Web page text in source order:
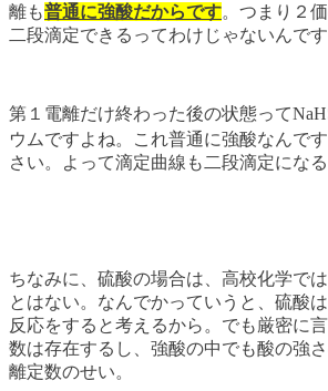
離も普通に強酸だからです。つまり２
二段滴定できるってわけじゃないんです
第１電離だけ終わった後の状態って
ウムですよね。これ普通に強酸なんで
さい。よって滴定曲線も二段滴定になる
ちなみに、硫酸の場合は、高校化学で
とはない。なんでかっていうと、硫酸
反応をすると考えるから。でも厳密に
数は存在するし、強酸の中でも酸の強
離定数のせい。